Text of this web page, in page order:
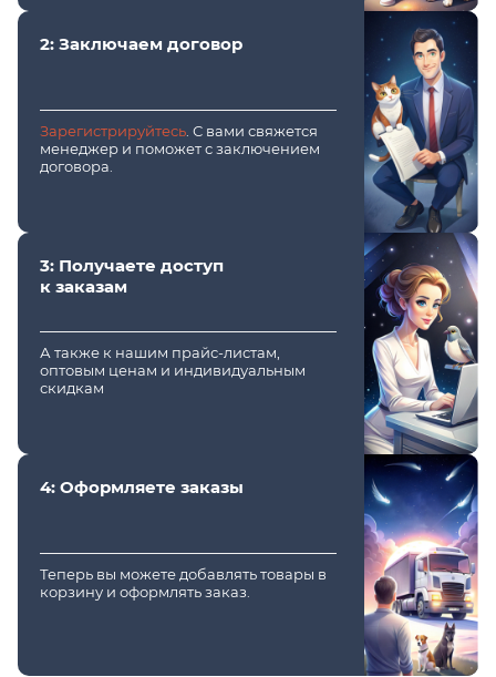
2: Заключаем договор
Зарегистрируйтесь . С вами свяжется
менеджер и поможет с заключением
договора.
3: Получаете доступ
к заказам
А также к нашим прайс-листам,
оптовым ценам и индивидуальным
скидкам
4: Оформляете заказы
Теперь вы можете добавлять товары в
корзину и оформлять заказ.